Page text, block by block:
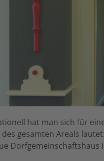
hat man sich für
des gesamten Areals
Dorfgemeinschaftshaus